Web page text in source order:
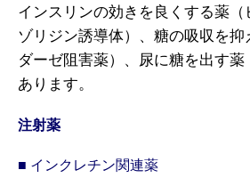
インスリンの効きを良くする薬
ゾリジン誘導体）、糖の吸収を
ダーゼ阻害薬）、尿に糖を出す薬
あります。
注射薬
インクレチン関連薬